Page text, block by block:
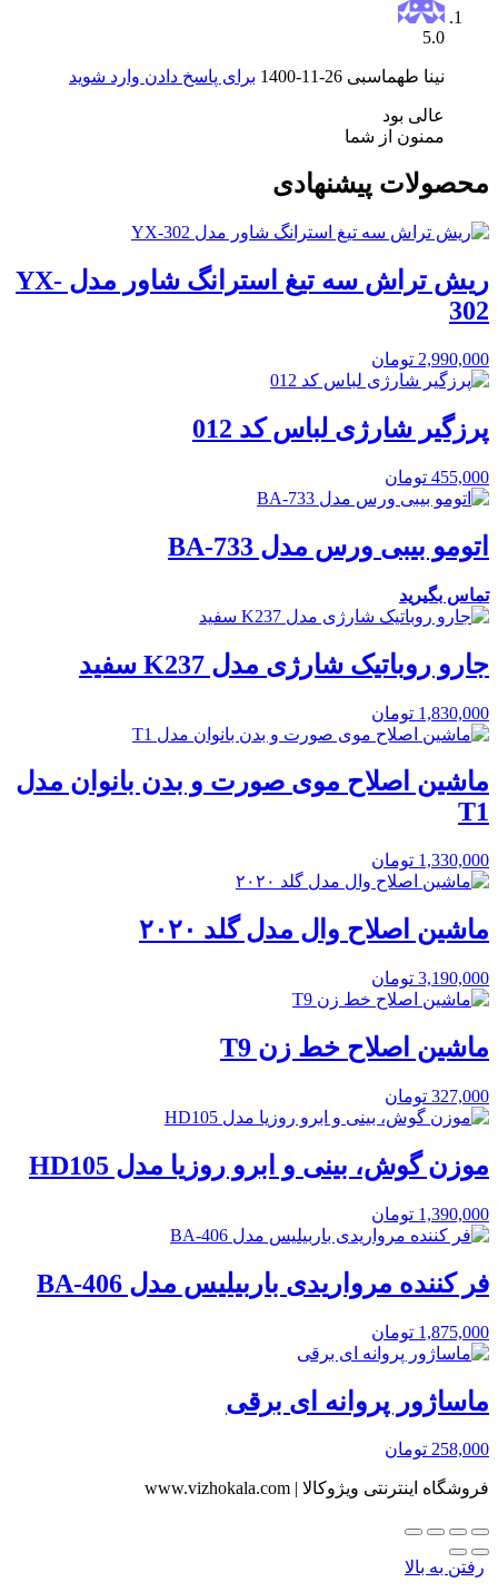
5.0
نینا طهماسبی 1400-11-26 برای پاسخ دادن وارد شوید
عالی بود
ممنون از شما
محصولات پیشنهادی
ریش تراش سه تیغ استرانگ شاور مدل YX-
302
2,990,000 تومان
پرزگیر شارژی لباس کد 012
455,000 تومان
اتومو بیبی ورس مدل BA-733
تماس بگیرید
جارو روباتیک شارژی مدل K237 سفید
1,830,000 تومان
ماشین اصلاح موی صورت و بدن بانوان مدل
T1
1,330,000 تومان
ماشین اصلاح وال مدل گلد ۲۰۲۰
3,190,000 تومان
ماشین اصلاح خط زن T9
327,000 تومان
موزن گوش، بینی و ابرو روزیا مدل HD105
1,390,000 تومان
فر کننده مرواریدی باربیلیس مدل BA-406
1,875,000 تومان
ماساژور پروانه ای برقی
258,000 تومان
فروشگاه اینترنتی ویژوکالا | www.vizhokala.com
رفتن به بالا